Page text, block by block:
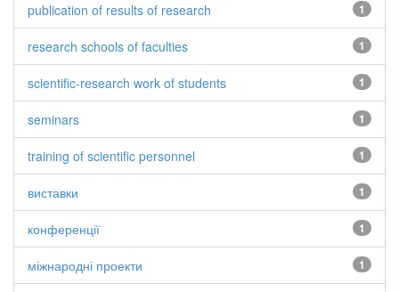
1
publication of results of research
1
research schools of faculties
1
scientific-research work of students
1
seminars
1
training of scientific personnel
1
виставки
1
конференції
1
міжнародні проекти